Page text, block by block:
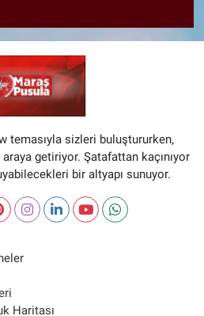
temasıyla sizleri buluştururken,
getiriyor. Şatafattan kaçınıyor
bir altyapı sunuyor.
Haritası